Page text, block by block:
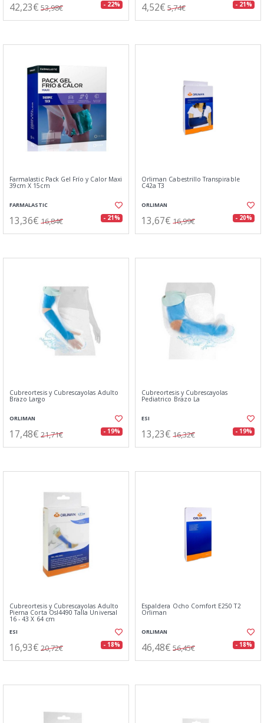
42,23€ 53,98€ - 22% 4,52€ 5,74€ - 21%
Farmalastic Pack Gel Frío y Calor Maxi
39cm X 15cm
FARMALASTIC
13,36€ 16,84€ - 21%
Orliman Cabestrillo Transpirable
C42a T3
ORLIMAN
13,67€ 16,99€ - 20%
Cubreortesis y Cubrescayolas Adulto
Brazo Largo
ORLIMAN
17,48€ 21,71€ - 19%
Cubreortesis y Cubrescayolas
Pediatrico Brazo La
ESI
13,23€ 16,32€ - 19%
Cubreortesis y Cubrescayolas Adulto
Pierna Corta Osl4490 Talla Universal
16 - 43 X 64 cm
ESI
16,93€ 20,72€ - 18%
Espaldera Ocho Comfort E250 T2
Orliman
ORLIMAN
46,48€ 56,45€ - 18%